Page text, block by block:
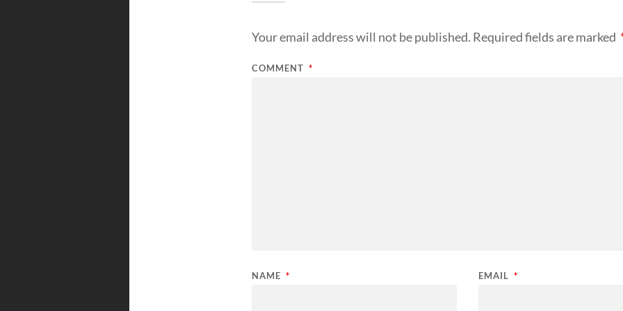
Your email address will not be published. Required fields are marked
COMMENT *
NAME * EMAIL *